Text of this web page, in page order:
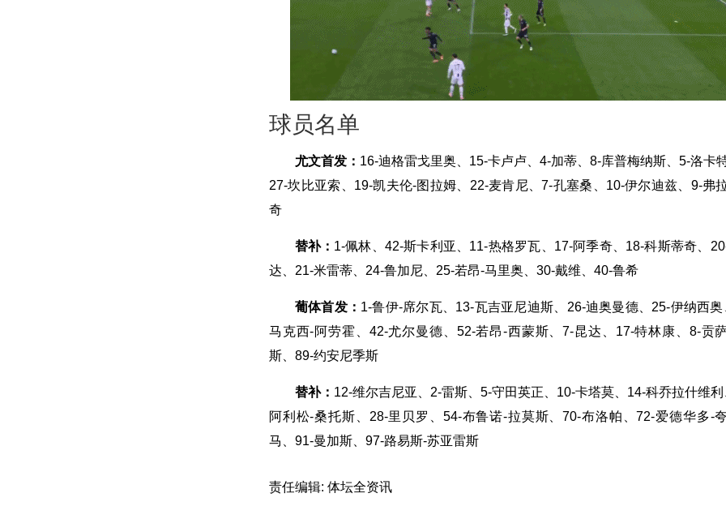
球员名单
尤文首发： 16-迪格雷戈里奥、15-卡卢卢、4-加蒂、8-库普梅纳斯、5-洛卡
27-坎比亚索、19-凯夫伦-图拉姆、22-麦肯尼、7-孔塞桑、10-伊尔迪兹、9-弗
奇
替补： 1-佩林、42-斯卡利亚、11-热格罗瓦、17-阿季奇、18-科斯蒂奇、
达、21-米雷蒂、24-鲁加尼、25-若昂-马里奥、30-戴维、40-鲁希
葡体首发： 1-鲁伊-席尔瓦、13-瓦吉亚尼迪斯、26-迪奥曼德、25-伊纳西奥
马克西-阿劳霍、42-尤尔曼德、52-若昂-西蒙斯、7-昆达、17-特林康、8-贡
斯、89-约安尼季斯
替补： 12-维尔吉尼亚、2-雷斯、5-守田英正、10-卡塔莫、14-科乔拉什维
阿利松-桑托斯、28-里贝罗、54-布鲁诺-拉莫斯、70-布洛帕、72-爱德华多-
马、91-曼加斯、97-路易斯-苏亚雷斯
责任编辑: 体坛全资讯